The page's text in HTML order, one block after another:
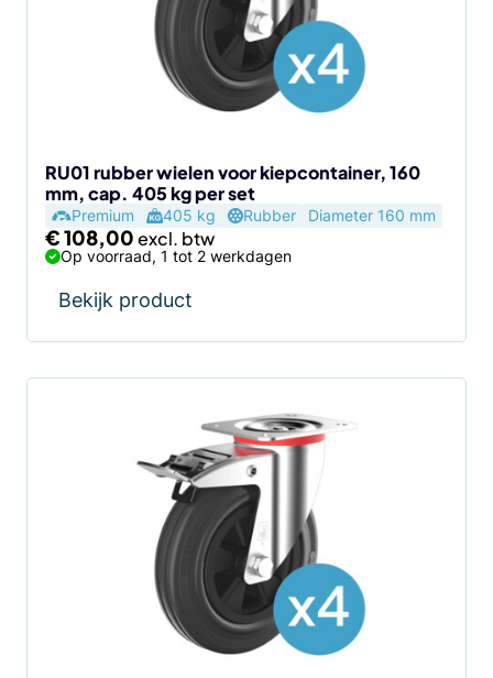
RU01 rubber wielen voor kiepcontainer, 160
mm, cap. 405 kg per set
Premium 405 kg Rubber Diameter 160 mm
€108,00
Op voorraad, 1 tot 2 werkdagen
Bekijk product